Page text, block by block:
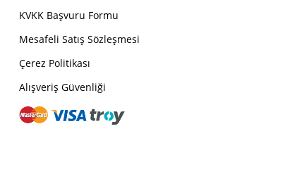
KVKK Başvuru Formu
Mesafeli Satış Sözleşmesi
Çerez Politikası
Alışveriş Güvenliği